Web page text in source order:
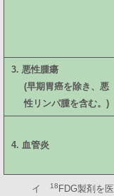
3. 悪性腫瘍
(早期胃癌を除き、悪
性リンパ腫を含む。)
4. 血管炎
イ 18 FDG製剤を